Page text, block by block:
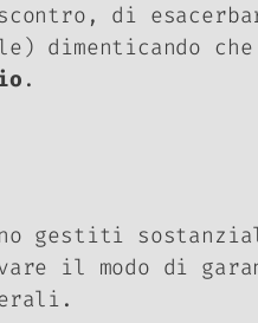
di
dimenticando
.
gestiti
il modo di